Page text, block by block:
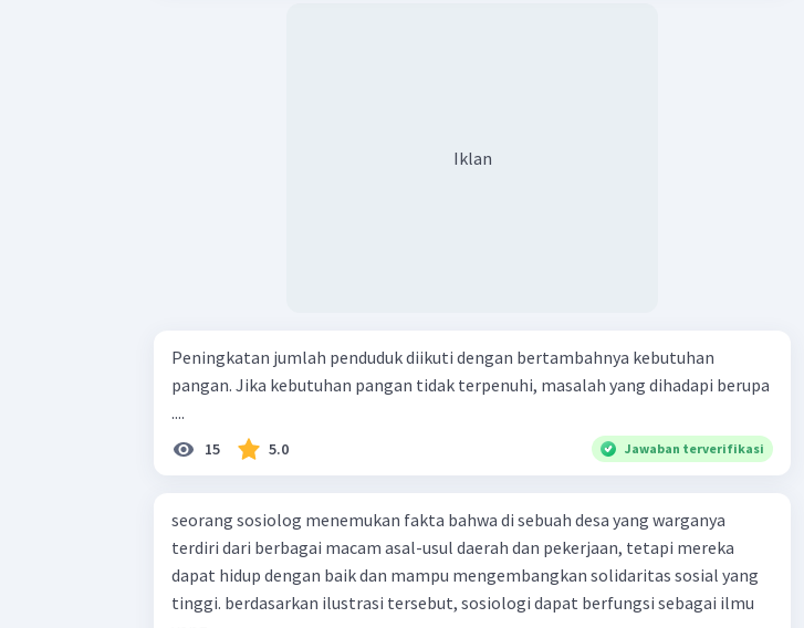
Iklan
Peningkatan jumlah penduduk diikuti dengan bertambahnya kebutuhan
pangan. Jika kebutuhan pangan tidak terpenuhi, masalah yang dihadapi berupa
....
15 5.0 Jawaban terverifikasi
seorang sosiolog menemukan fakta bahwa di sebuah desa yang warganya
terdiri dari berbagai macam asal-usul daerah dan pekerjaan, tetapi mereka
dapat hidup dengan baik dan mampu mengembangkan solidaritas sosial yang
tinggi. berdasarkan ilustrasi tersebut, sosiologi dapat berfungsi sebagai ilmu